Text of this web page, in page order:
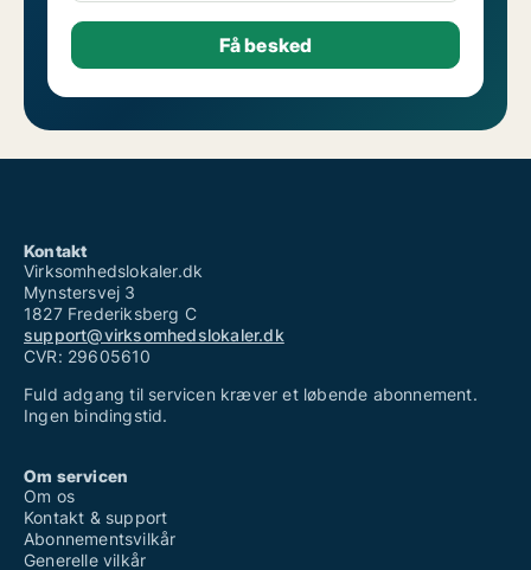
Kontakt
Virksomhedslokaler.dk
Mynstersvej 3
1827 Frederiksberg C
support@virksomhedslokaler.dk
CVR: 29605610
Fuld adgang til servicen kræver et løbende abonnement.
Ingen bindingstid.
Om servicen
Om os
Kontakt & support
Abonnementsvilkår
Generelle vilkår